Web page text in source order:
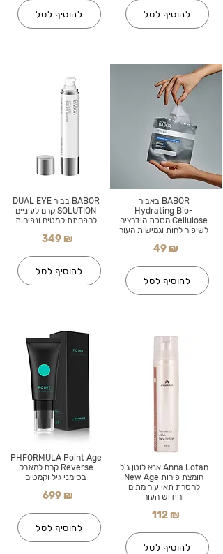
להוסיף לסל
BABOR בבור DUAL EYE
SOLUTION קרם לעיניים
להפחתת קמטים ונפיחות
349 ₪
להוסיף לסל
PHFORMULA Point Age
Reverse קרם למאבק
בסימני גיל וקמטים
699 ₪
להוסיף לסל
להוסיף לסל
BABOR באבור
Hydrating Bio-
Cellulose מסכת הידרציה
לשיפור לחות וגמישות העור
49 ₪
להוסיף לסל
Anna Lotan אנא לוטן ג'ל
חומצת פירות New Age
להסרת תאי עור מתים
וחידוש העור
112 ₪
להוסיף לסל